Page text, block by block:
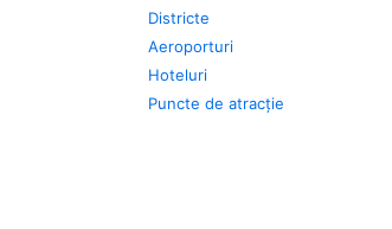
Districte
Aeroporturi
Hoteluri
Puncte de atracţie